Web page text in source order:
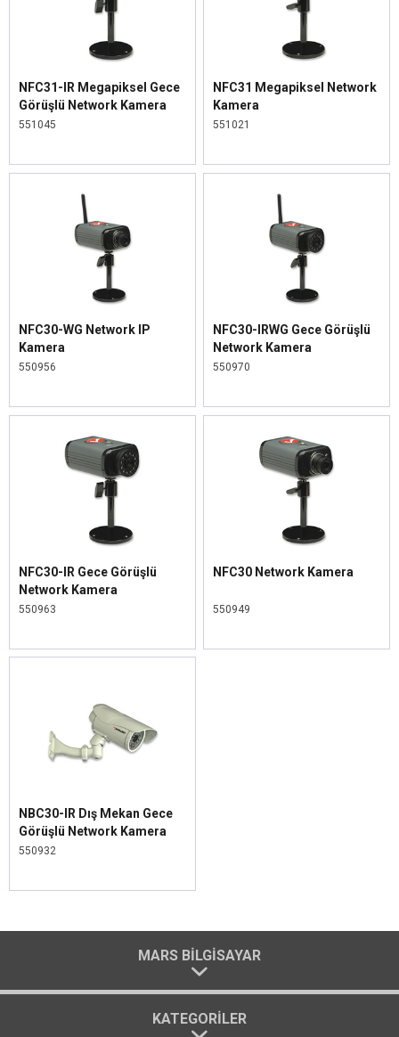
NFC31-IR Megapiksel Gece
Görüşlü Network Kamera
551045
NFC31 Megapiksel Network
Kamera
551021
NFC30-WG Network IP
Kamera
550956
NFC30-IRWG Gece Görüşlü
Network Kamera
550970
NFC30-IR Gece Görüşlü
Network Kamera
550963
NFC30 Network Kamera
550949
NBC30-IR Dış Mekan Gece
Görüşlü Network Kamera
550932
MARS BILGISAYAR
KATEGORILER